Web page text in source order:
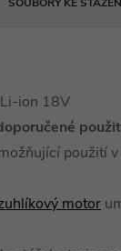
ion 18V
použití
motor